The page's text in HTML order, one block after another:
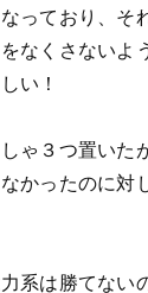
っており、そ
なくさないよ
い！
ゃ３つ置いた
かったのに対
系は勝てない